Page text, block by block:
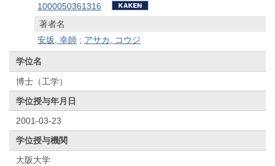
1000050361316
著者名
安坂, 幸師 ; アサカ, コウジ
学位名
博士（工学）
学位授与年月日
2001-03-23
学位授与機関
大阪大学